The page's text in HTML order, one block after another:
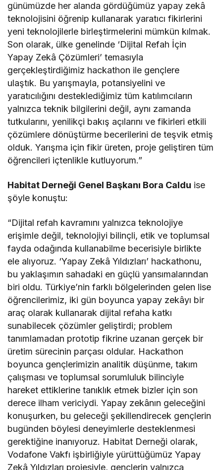
günümüzde her alanda gördüğümüz yapay zekâ
teknolojisini öğrenip kullanarak yaratıcı fikirlerini
yeni teknolojilerle birleştirmelerini mümkün kılmak.
Son olarak, ülke genelinde ‘Dijital Refah İçin
Yapay Zekâ Çözümleri’ temasıyla
gerçekleştirdiğimiz hackathon ile gençlere
ulaştık. Bu yarışmayla, potansiyelini ve
yaratıcılığını desteklediğimiz tüm katılımcıların
yalnızca teknik bilgilerini değil, aynı zamanda
tutkularını, yenilikçi bakış açılarını ve fikirleri etkili
çözümlere dönüştürme becerilerini de teşvik etmiş
olduk. Yarışma için fikir üreten, proje geliştiren tüm
öğrencileri içtenlikle kutluyorum.”
Habitat Derneği Genel Başkanı Bora Caldu ise
şöyle konuştu:
“Dijital refah kavramını yalnızca teknolojiye
erişimle değil, teknolojiyi bilinçli, etik ve toplumsal
fayda odağında kullanabilme becerisiyle birlikte
ele alıyoruz. ‘Yapay Zekâ Yıldızları’ hackathonu,
bu yaklaşımın sahadaki en güçlü yansımalarından
biri oldu. Türkiye’nin farklı bölgelerinden gelen lise
öğrencilerimiz, iki gün boyunca yapay zekâyı bir
araç olarak kullanarak dijital refaha katkı
sunabilecek çözümler geliştirdi; problem
tanımlamadan prototip fikrine uzanan gerçek bir
üretim sürecinin parçası oldular. Hackathon
boyunca gençlerimizin analitik düşünme, takım
çalışması ve toplumsal sorumluluk bilinciyle
hareket ettiklerine tanıklık etmek bizler için son
derece ilham vericiydi. Yapay zekânın geleceğini
konuşurken, bu geleceği şekillendirecek gençlerin
bugünden böylesi deneyimlerle desteklenmesi
gerektiğine inanıyoruz. Habitat Derneği olarak,
Vodafone Vakfı işbirliğiyle yürüttüğümüz Yapay
Zekâ Yıldızları projesiyle, gençlerin yalnızca